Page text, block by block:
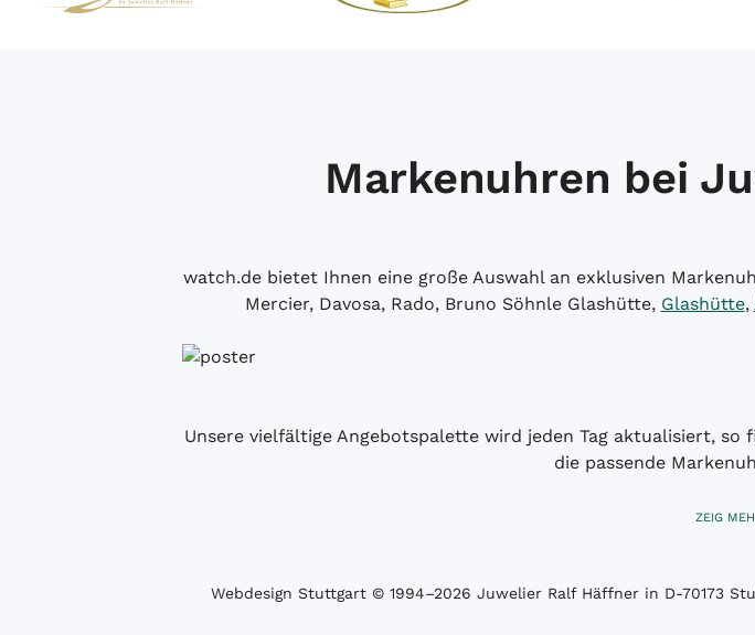
Markenuhren bei
watch.de bietet Ihnen eine große Auswahl an exklusiven
Mercier, Davosa, Rado, Bruno Söhnle Glashütte, Glashütte,
Unsere vielfältige Angebotspalette wird jeden Tag aktualisiert,
die passende
ZEIG
Webdesign Stuttgart© 1994­–2026 Juwelier Ralf Häffner in D-70173